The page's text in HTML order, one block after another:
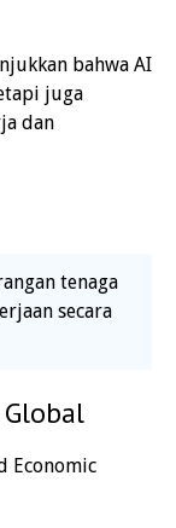
bahwa AI
juga
dan
tenaga
secara
Economic